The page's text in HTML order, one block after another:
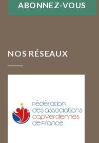
NOS RÉSEAUX